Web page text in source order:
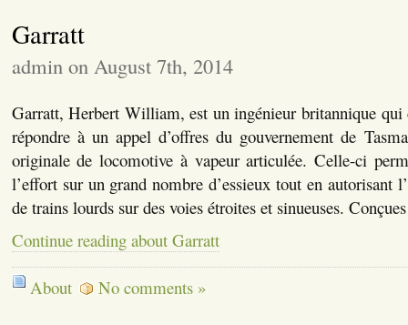
Garratt
admin on August 7th, 2014
Garratt, Herbert William, est un ingénieur britannique qui
répondre à un appel d’offres du gouvernement de
originale de locomotive à vapeur articulée. Celle-ci
l’effort sur un grand nombre d’essieux tout en autorisant
de trains lourds sur des voies étroites et sinueuses.
Continue reading about Garratt
About No comments »